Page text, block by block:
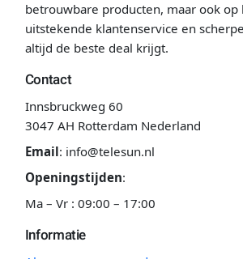
betrouwbare producten, maar ook op
uitstekende klantenservice en
altijd de beste deal krijgt.
Contact
Innsbruckweg 60
3047 AH Rotterdam Nederland
Email: info@telesun.nl
Openingstijden:
Ma – Vr : 09:00 – 17:00
Informatie